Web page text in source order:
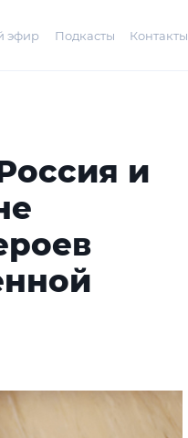
эфир Подкасты Контакты
и